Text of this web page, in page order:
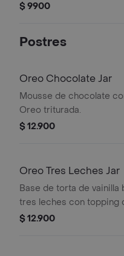
$ 9900
Postres
Oreo Chocolate Jar
Mousse de chocolate
Oreo triturada.
$ 12.900
Oreo Tres Leches Jar
Base de torta de vainilla
tres leches con topping
triturada.
$ 12.900